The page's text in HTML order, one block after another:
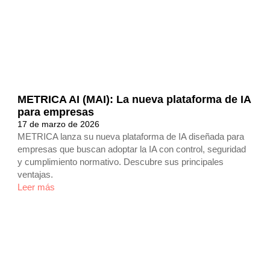
METRICA AI (MAI): La nueva plataforma de IA
para empresas
17 de marzo de 2026
METRICA lanza su nueva plataforma de IA diseñada para
empresas que buscan adoptar la IA con control, seguridad
y cumplimiento normativo. Descubre sus principales
ventajas.
Leer más